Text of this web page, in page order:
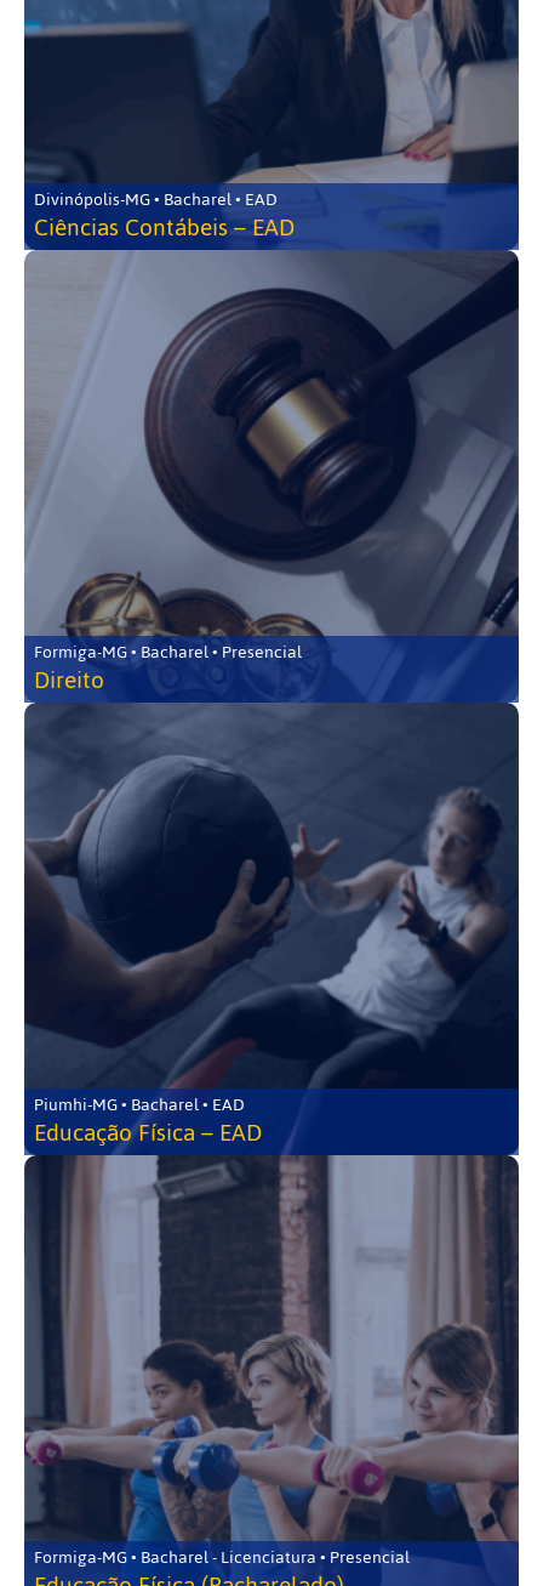
Divinópolis-MG • Bacharel • EAD
Ciências Contábeis – EAD
Formiga-MG • Bacharel • Presencial
Direito
Piumhi-MG • Bacharel • EAD
Educação Física – EAD
Formiga-MG • Bacharel - Licenciatura • Presencial